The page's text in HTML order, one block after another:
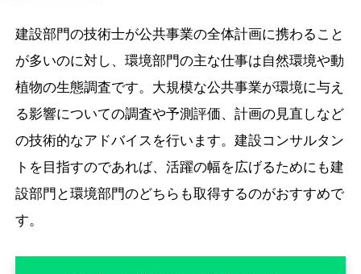
建設部門の技術士が公共事業の全体計画に携わること
が多いのに対し、環境部門の主な仕事は自然環境や動
植物の生態調査です。大規模な公共事業が環境に与え
る影響についての調査や予測評価、計画の見直しなど
の技術的なアドバイスを行います。建設コンサルタン
トを目指すのであれば、活躍の幅を広げるためにも建
設部門と環境部門のどちらも取得するのがおすすめで
す。